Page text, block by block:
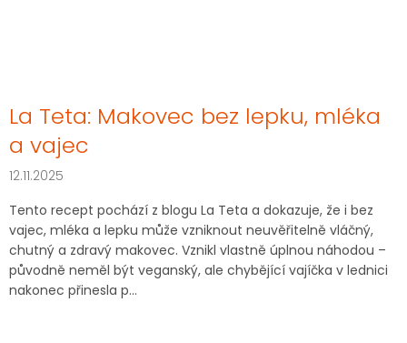
La Teta: Makovec bez lepku, mléka
a vajec
12.11.2025
Tento recept pochází z blogu La Teta a dokazuje, že i bez
vajec, mléka a lepku může vzniknout neuvěřitelně vláčný,
chutný a zdravý makovec. Vznikl vlastně úplnou náhodou –
původně neměl být veganský, ale chybějící vajíčka v lednici
nakonec přinesla p...